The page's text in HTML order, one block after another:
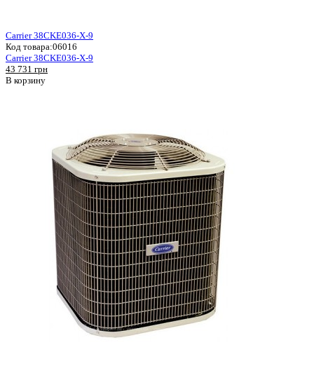
Carrier 38CKE036-X-9
Код товара:06016
Carrier 38CKE036-X-9
43 731 грн
В корзину